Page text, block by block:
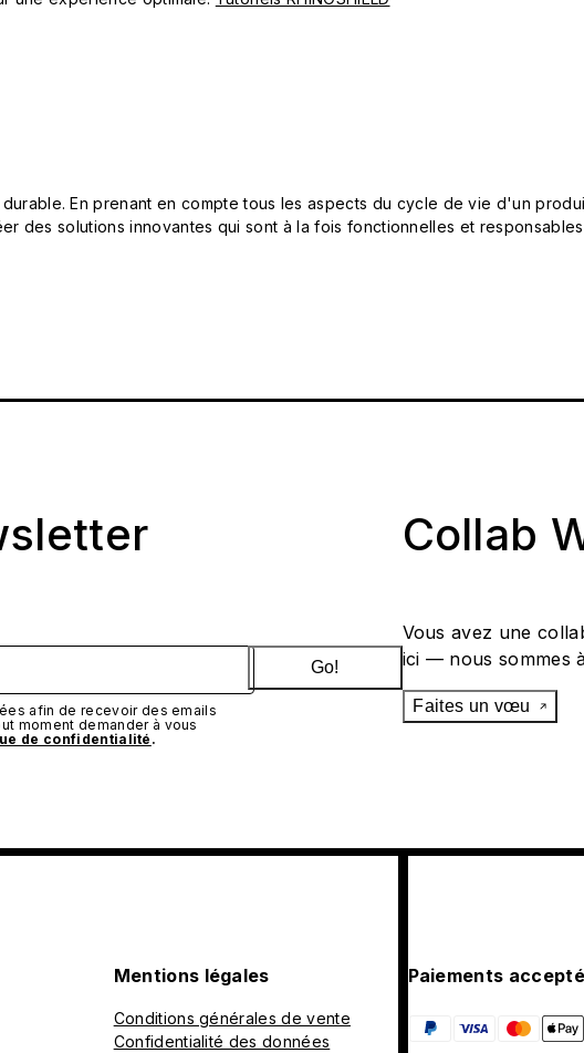
En prenant en compte tous les aspects du cycle de vie d'un
des solutions innovantes qui sont à la fois fonctionnelles et
afin de recevoir des emails
moment demander à vous
de confidentialité .
Go!
Collab
Vous avez une
ici — nous sommes
Faites un vœu
Mentions légales
Conditions générales de vente
Confidentialité des données
Paiements